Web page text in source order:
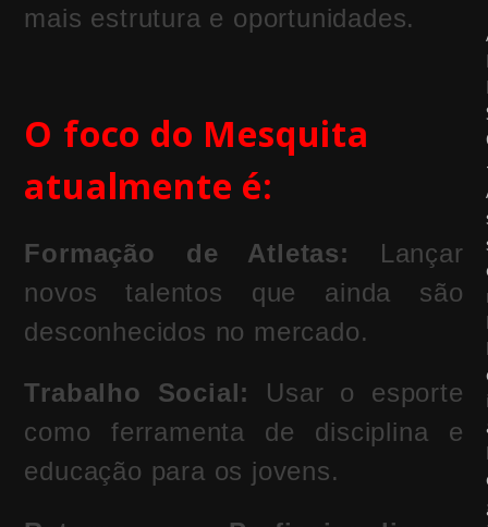
mais estrutura e oportunidades.
O foco do Mesquita
atualmente é:
Formação de Atletas:
Lançar
novos talentos que ainda são
desconhecidos no mercado.
Trabalho Social:
Usar o esporte
como ferramenta de disciplina e
educação para os jovens.